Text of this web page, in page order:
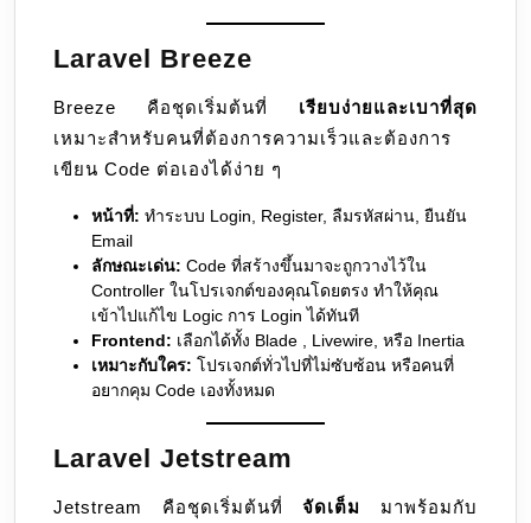
Laravel Breeze
Breeze คือชุดเริ่มต้นที่ เรียบง่ายและเบาที่สุด
เหมาะสำหรับคนที่ต้องการความเร็วและต้องการ
เขียน Code ต่อเองได้ง่าย ๆ
หน้าที่: ทำระบบ Login, Register, ลืมรหัสผ่าน, ยืนยัน
Email
ลักษณะเด่น: Code ที่สร้างขึ้นมาจะถูกวางไว้ใน
Controller ในโปรเจกต์ของคุณโดยตรง ทำให้คุณ
เข้าไปแก้ไข Logic การ Login ได้ทันที
Frontend: เลือกได้ทั้ง Blade , Livewire, หรือ Inertia
เหมาะกับใคร: โปรเจกต์ทั่วไปที่ไม่ซับซ้อน หรือคนที่
อยากคุม Code เองทั้งหมด
Laravel Jetstream
Jetstream คือชุดเริ่มต้นที่จัดเต็ม มาพร้อมกับ